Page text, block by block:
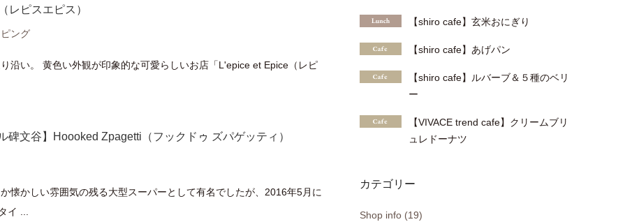
レピスエピス）
ング
沿い。 黄色い外観が印象的な可愛らしいお店「L'epice et Epice（レピ
碑文谷】Hoooked Zpagetti（フックドゥ ズパゲッティ）
懐かしい雰囲気の残る大型スーパーとして有名でしたが、2016年5月に
イ ...
【shiro cafe】玄米おにぎり
【shiro cafe】あげパン
【shiro cafe】ルバーブ＆５種のベリ
ー
【VIVACE trend cafe】クリームブリ
ュレドーナツ
カテゴリー
Shop info (19)